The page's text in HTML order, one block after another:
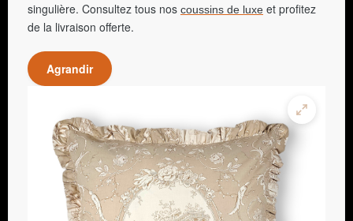
singulière. Consultez tous nos coussins de luxe et profitez
de la livraison offerte.
Agrandir